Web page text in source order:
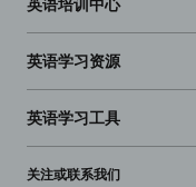
英语培训中心
英语学习资源
英语学习工具
关注或联系我们